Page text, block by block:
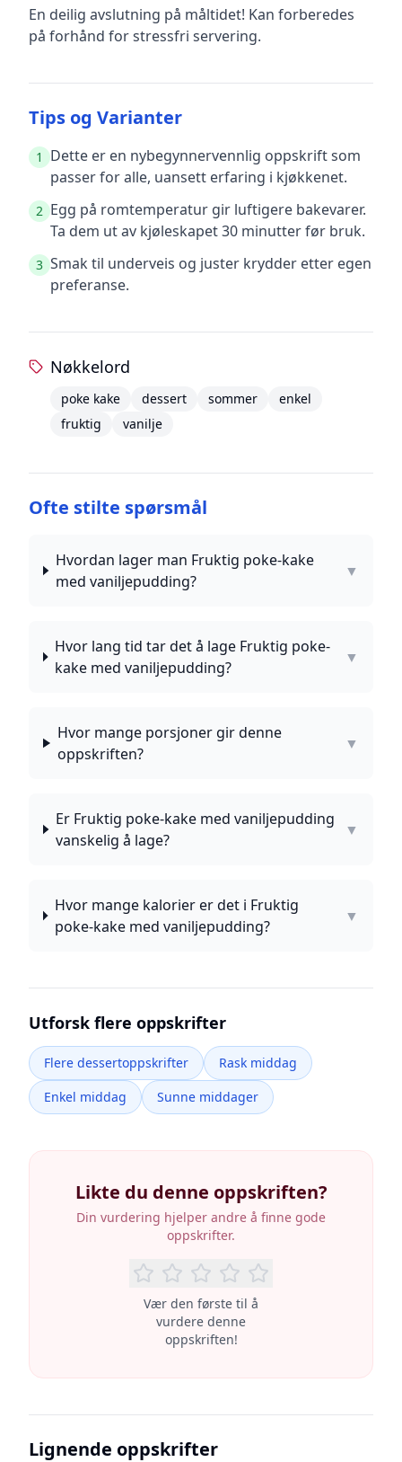
En deilig avslutning på måltidet! Kan forberedes
på forhånd for stressfri servering.
Tips og Varianter
1
Dette er en nybegynnervennlig oppskrift som
passer for alle, uansett erfaring i kjøkkenet.
2 Egg på romtemperatur gir luftigere bakevarer.
Ta dem ut av kjøleskapet 30 minutter før bruk.
3 Smak til underveis og juster krydder etter egen
preferanse.
Nøkkelord
poke kake dessert sommer
enkel
fruktig
vanilje
Ofte stilte spørsmål
Hvordan lager man Fruktig poke-kake
med vaniljepudding?
▼
Hvor lang tid tar det å lage Fruktig poke-
kake med vaniljepudding?
▼
Hvor mange porsjoner gir denne
oppskriften?
▼
Er Fruktig poke-kake med vaniljepudding
vanskelig å lage?
▼
Hvor mange kalorier er det i Fruktig
poke-kake med vaniljepudding?
▼
Utforsk flere oppskrifter
Flere dessertoppskrifter
Rask middag
Enkel middag
Sunne middager
Likte du denne oppskriften?
Din vurdering hjelper andre å finne gode
oppskrifter.
Vær den første til å
vurdere denne
oppskriften!
Lignende oppskrifter